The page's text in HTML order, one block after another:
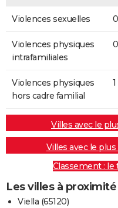
Violences sexuelles 0
Violences physiques
intrafamiliales
0
Violences physiques
hors cadre familial
1
Villes avec le
Villes avec le
Classement : le
Les villes à
Viella (65120)